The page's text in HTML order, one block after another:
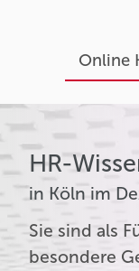
Online
HR-
in Köln im
Sie sind als
besondere